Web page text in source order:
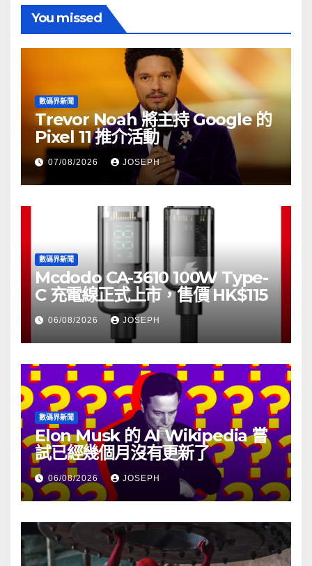
You missed
數碼界新聞
Trevor Noah 將主持 Google 的
Pixel 11 推介活動
07/08/2026 JOSEPH
數碼界新聞
Mcdodo CA-3610 100W Type-
C 充電線正式上市，售價 HK$115
06/08/2026 JOSEPH
數碼界新聞
Elon Musk 的 AI Wikipedia 嘗
試已經幾個月沒有更新了
06/08/2026 JOSEPH